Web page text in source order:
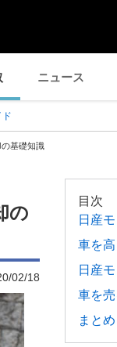
ニュース
基礎知識
の
02/18
目次
日産
車を
日産
車を
まとめ